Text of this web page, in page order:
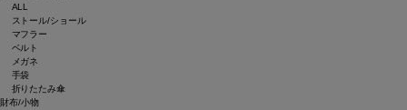
ALL
ストール/ショール
マフラー
ベルト
メガネ
手袋
折りたたみ傘
財布/小物